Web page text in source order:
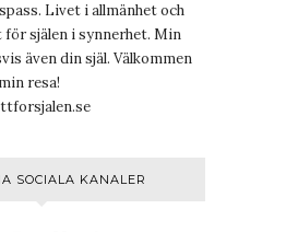
Livet i allmänhet och
själen i synnerhet. Min
även din själ. Välkommen
resa!
SOCIALA KANALER